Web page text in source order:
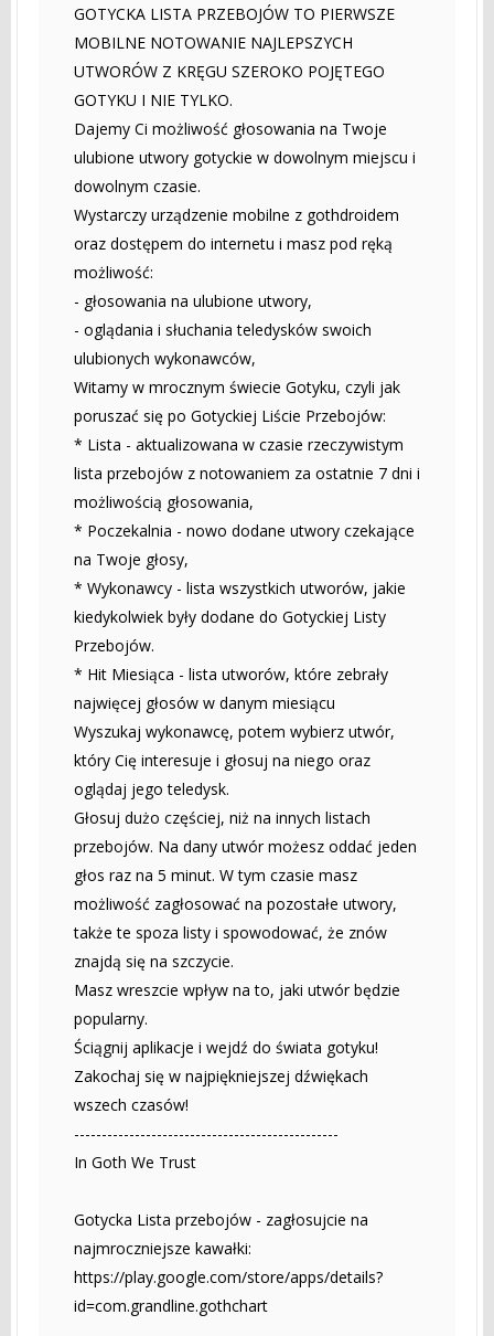
GOTYCKA LISTA PRZEBOJÓW TO PIERWSZE
MOBILNE NOTOWANIE NAJLEPSZYCH
UTWORÓW Z KRĘGU SZEROKO POJĘTEGO
GOTYKU I NIE TYLKO.
Dajemy Ci możliwość głosowania na Twoje
ulubione utwory gotyckie w dowolnym miejscu i
dowolnym czasie.
Wystarczy urządzenie mobilne z gothdroidem
oraz dostępem do internetu i masz pod ręką
możliwość:
- głosowania na ulubione utwory,
- oglądania i słuchania teledysków swoich
ulubionych wykonawców,
Witamy w mrocznym świecie Gotyku, czyli jak
poruszać się po Gotyckiej Liście Przebojów:
* Lista - aktualizowana w czasie rzeczywistym
lista przebojów z notowaniem za ostatnie 7 dni i
możliwością głosowania,
* Poczekalnia - nowo dodane utwory czekające
na Twoje głosy,
* Wykonawcy - lista wszystkich utworów, jakie
kiedykolwiek były dodane do Gotyckiej Listy
Przebojów.
* Hit Miesiąca - lista utworów, które zebrały
najwięcej głosów w danym miesiącu
Wyszukaj wykonawcę, potem wybierz utwór,
który Cię interesuje i głosuj na niego oraz
oglądaj jego teledysk.
Głosuj dużo częściej, niż na innych listach
przebojów. Na dany utwór możesz oddać jeden
głos raz na 5 minut. W tym czasie masz
możliwość zagłosować na pozostałe utwory,
także te spoza listy i spowodować, że znów
znajdą się na szczycie.
Masz wreszcie wpływ na to, jaki utwór będzie
popularny.
Ściągnij aplikacje i wejdź do świata gotyku!
Zakochaj się w najpiękniejszej dźwiękach
wszech czasów!
------------------------------------------------
In Goth We Trust
Gotycka Lista przebojów - zagłosujcie na
najmroczniejsze kawałki:
https://play.google.com/store/apps/details?
id=com.grandline.gothchart